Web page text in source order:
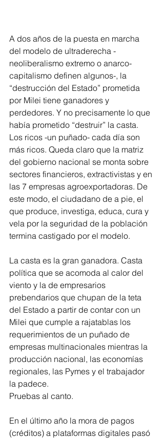
A dos años de la puesta en marcha
del modelo de ultraderecha -
neoliberalismo extremo o anarco-
capitalismo definen algunos-, la
“destrucción del Estado” prometida
por Milei tiene ganadores y
perdedores. Y no precisamente lo que
había prometido “destruir” la casta.
Los ricos -un puñado- cada día son
más ricos. Queda claro que la matriz
del gobierno nacional se monta sobre
sectores financieros, extractivistas y en
las 7 empresas agroexportadoras. De
este modo, el ciudadano de a pie, el
que produce, investiga, educa, cura y
vela por la seguridad de la población
termina castigado por el modelo.
La casta es la gran ganadora. Casta
política que se acomoda al calor del
viento y la de empresarios
prebendarios que chupan de la teta
del Estado a partir de contar con un
Milei que cumple a rajatablas los
requerimientos de un puñado de
empresas multinacionales mientras la
producción nacional, las economías
regionales, las Pymes y el trabajador
la padece.
Pruebas al canto.
En el último año la mora de pagos
(créditos) a plataformas digitales pasó